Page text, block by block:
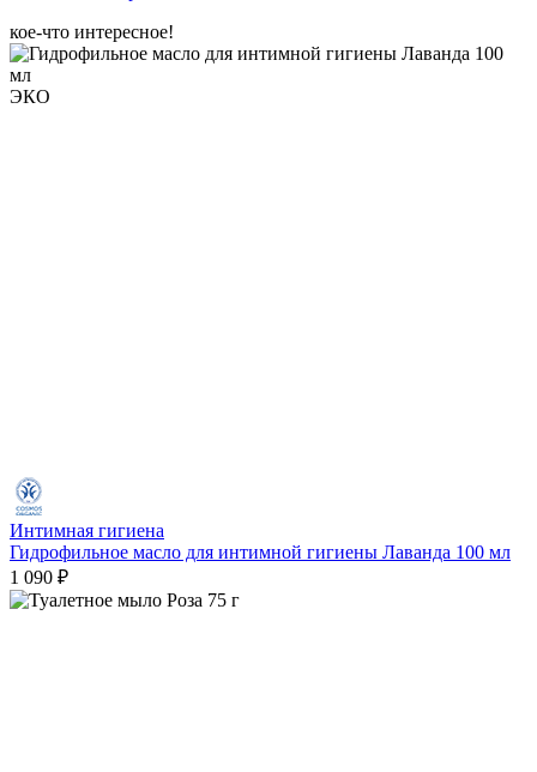
кое-что интересное!
ЭКО
Интимная гигиена
Гидрофильное масло для интимной гигиены Лаванда 100 мл
1 090 ₽